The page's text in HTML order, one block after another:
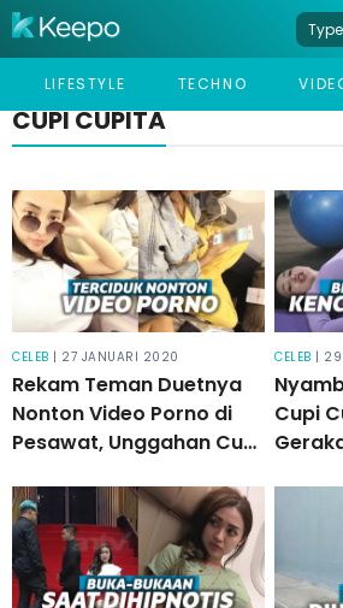
LIFESTYLE TECHNO
CUPI CUPITA
CELEB | 27 JANUARI 2020
Rekam Teman Duetnya
Nonton Video Porno di
Pesawat, Unggahan Cupi
Netizen
CELEB | 29
Cupi